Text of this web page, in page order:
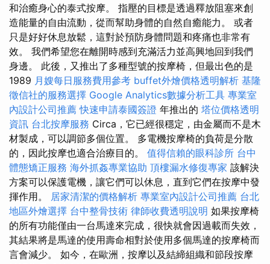
和治癒身心的泰式按摩。 指壓的目標是透過釋放阻塞來創
造能量的自由流動，從而幫助身體的自然自癒能力。 或者
只是好好休息放鬆，這對於預防身體問題和疼痛也非常有
效。 我們希望您在離開時感到充滿活力並高興地回到我們
身邊。 此後，又推出了多種型號的按摩椅，但最出色的是
1989 月嫂每日服務費用參考 buffet外燴價格透明解析 基隆
徵信社的服務選擇 Google Analytics數據分析工具 專業室
內設計公司推薦 快速申請泰國簽證 年推出的 塔位價格透明
資訊 台北按摩服務 Circa，它已經很穩定，由金屬而不是木
材製成，可以調節多個位置。 多電機按摩椅的負荷是分散
的，因此按摩也適合治療目的。 值得信賴的眼科診所 台中
體態矯正服務 海外抓姦專業協助 頂樓漏水修復專家 該解決
方案可以保護電機，讓它們可以休息，直到它們在按摩中發
揮作用。 居家清潔的價格解析 專業室內設計公司推薦 台北
地區外燴選擇 台中整骨技術 律師收費透明說明 如果按摩椅
的所有功能僅由一台馬達來完成，很快就會因過載而失效，
其結果將是馬達的使用壽命相對於使用多個馬達的按摩椅而
言會減少。 如今，在歐洲，按摩以及結締組織和節段按摩